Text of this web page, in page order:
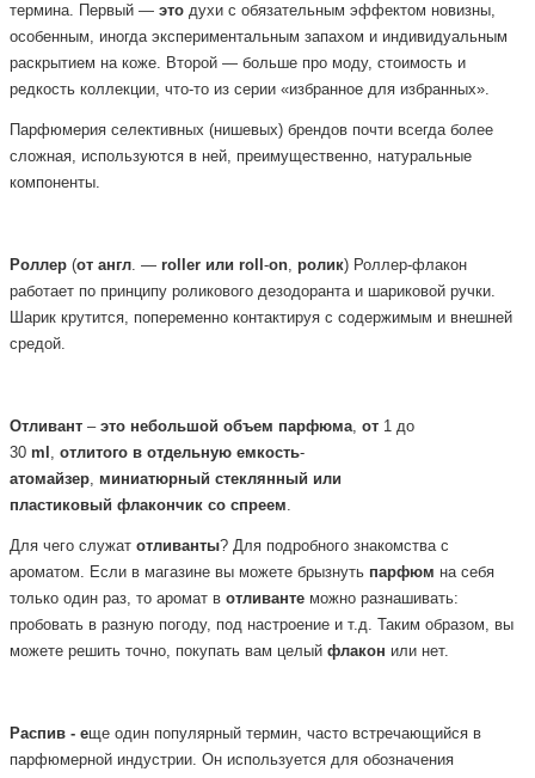
термина. Первый — это духи с обязательным эффектом новизны,
особенным, иногда экспериментальным запахом и индивидуальным
раскрытием на коже. Второй — больше про моду, стоимость и
редкость коллекции, что-то из серии «избранное для избранных».
Парфюмерия селективных (нишевых) брендов почти всегда более
сложная, используются в ней, преимущественно, натуральные
компоненты.
Роллер (от англ. — roller или roll -on, ролик) Роллер-флакон
работает по принципу роликового дезодоранта и шариковой ручки.
Шарик крутится, попеременно контактируя с содержимым и внешней
средой.
Отливант – это небольшой объем парфюма от 1 до
30 ml отлитого в отдельную емкость-
атомайзер
миниатюрный стеклянный или
пластиковый флакончик со спреем
Для чего служат отливанты? Для подробного знакомства с
ароматом. Если в магазине вы можете брызнуть парфюм на себя
только один раз, то аромат в отливанте можно разнашивать:
пробовать в разную погоду, под настроение и т.д. Таким образом, вы
можете решить точно, покупать вам целый флакон или нет.
Распив - еще один популярный термин, часто встречающийся в
парфюмерной индустрии. Он используется для обозначения